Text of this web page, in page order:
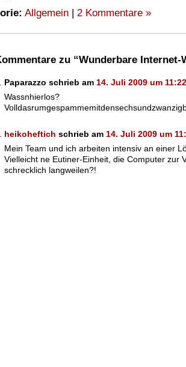
Allgemein | 2 Kommentare »
zu “Wunderbare Internet-
Paparazzo schrieb am 14. Juli 2009 um 11:22
Wassnhierlos?
heikoheftich schrieb am 14. Juli 2009 um
Mein Team und ich arbeiten intensiv an einer
Vielleicht ne Eutiner-Einheit, die Computer zur
schrecklich langweilen?!